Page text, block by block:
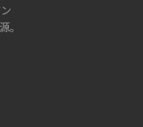
。